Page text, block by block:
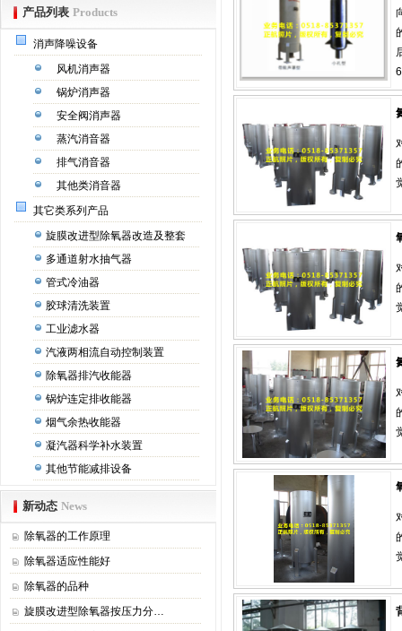
产品列表 Products
消声降噪设备
风机消声器
锅炉消声器
安全阀消声器
蒸汽消音器
排气消音器
其他类消音器
其它类系列产品
旋膜改进型除氧器改造及整套
多通道射水抽气器
管式冷油器
胶球清洗装置
工业滤水器
汽液两相流自动控制装置
除氧器排汽收能器
锅炉连定排收能器
烟气余热收能器
凝汽器科学补水装置
其他节能减排设备
新动态 News
除氧器的工作原理
除氧器适应性能好
除氧器的品种
旋膜改进型除氧器按压力分…